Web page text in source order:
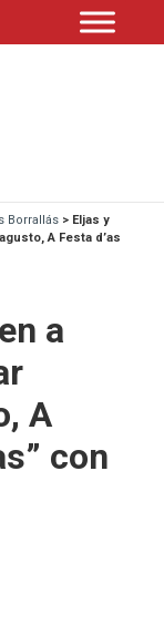
Borrallás> Eljas y
A Festa d’as
a
A
con